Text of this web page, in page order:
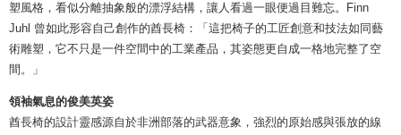
塑風格，看似分離抽象般的漂浮結構，讓人看過一眼便過目難忘。Finn
Juhl 曾如此形容自己創作的酋長椅：「這把椅子的工匠創意和技法如同藝
術雕塑，它不只是一件空間中的工業產品，其姿態更自成一格地完整了空
間。」
領袖氣息的俊美英姿
酋長椅的設計靈感源自於非洲部落的武器意象，強烈的原始感與張放的線